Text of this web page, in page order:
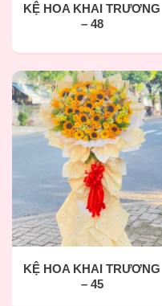
KỆ HOA KHAI TRƯƠNG
– 48
KỆ HOA KHAI TRƯƠNG
– 45